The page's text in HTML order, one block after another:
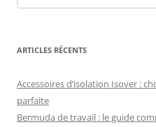
ARTICLES RÉCENTS
Accessoires d’isolation Isover :
parfaite
Bermuda de travail : le guide